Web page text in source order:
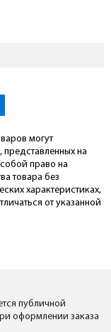
могут
представленных на
право на
товара без
характеристиках,
от указанной
публичной
оформлении заказа